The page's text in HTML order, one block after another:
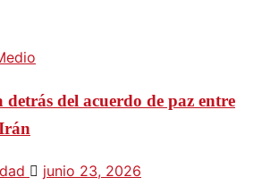
del acuerdo de paz entre
junio 23, 2026